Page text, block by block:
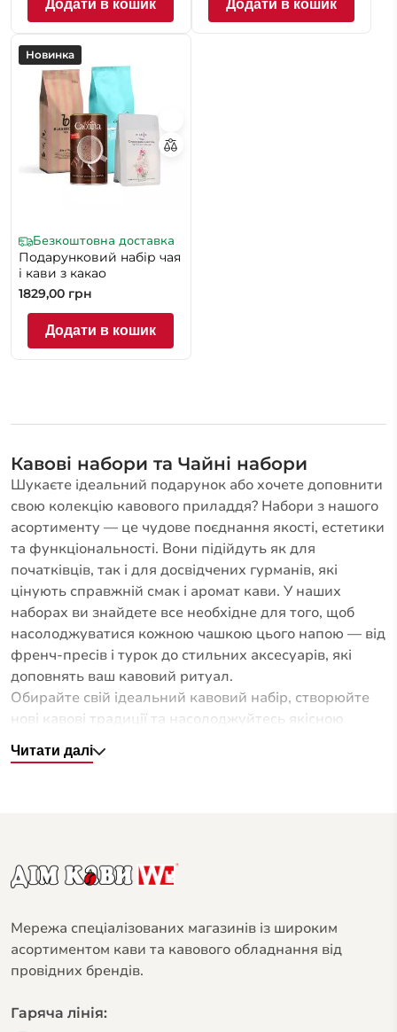
Додати в кошик Додати в кошик
Новинка
Безкоштовна доставка
Подарунковий набір чая
і кави з какао
1829,00 грн
Додати в кошик
Кавові набори та Чайні набори
Шукаєте ідеальний подарунок або хочете доповнити
свою колекцію кавового приладдя? Набори з нашого
асортименту — це чудове поєднання якості, естетики
та функціональності. Вони підійдуть як для
початківців, так і для досвідчених гурманів, які
цінують справжній смак і аромат кави. У наших
наборах ви знайдете все необхідне для того, щоб
насолоджуватися кожною чашкою цього напою — від
френч-пресів і турок до стильних аксесуарів, які
доповнять ваш кавовий ритуал.
Обирайте свій ідеальний кавовий набір, створюйте
нові кавові традиції та насолоджуйтесь якісною
кавою вдома чи на роботі.
Читати далі
Мережа спеціалізованих магазинів із широким
асортиментом кави та кавового обладнання від
провідних брендів.
Гаряча лінія: